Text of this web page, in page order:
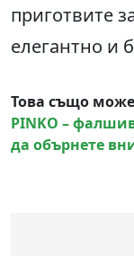
приготвите
елегантно и
Това също може
PINKO –
да обърнете